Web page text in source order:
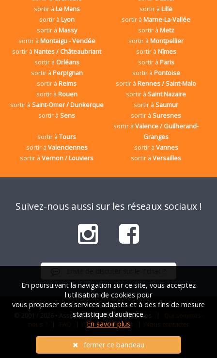
sortir à Le Mans sortir àLille
sortir à Lyon sortir àMarne-La-Vallée
sortir à Massy sortir à Metz
sortir à Montaigu - Vendée sortir àMontpellier
sortir àNantes / Châteaubriant sortir à Nîmes
sortir à Orléans sortir à Paris
sortir à Perpignan sortir à Pontoise
sortir àReims sortir àRennes / Saint-Malo
sortir à Rouen sortir àSaint Nazaire
sortir à Saint-Omer / Dunkerque sortir àSaumur
sortir àSens sortir àSuresnes
sortir àTours
sortir àValence / Guilherand-
Granges
sortir à Valenciennes sortir à Vannes
sortir àVernon / Louviers sortir àVersailles
Suivez-nous aussi sur les réseaux sociaux !
© 2001 / 2026 • Association Française des Solos | Qui sommes-
nous ?
| FAQ | Mentions légales | Nous contacter
En poursuivant la navigation sur ce site, vous acceptez
l'utilisation de cookies pour
vous proposer des services adaptés et à des fins de mesure
statistique d'audience.
En savoir plus
fermer ce bandeau